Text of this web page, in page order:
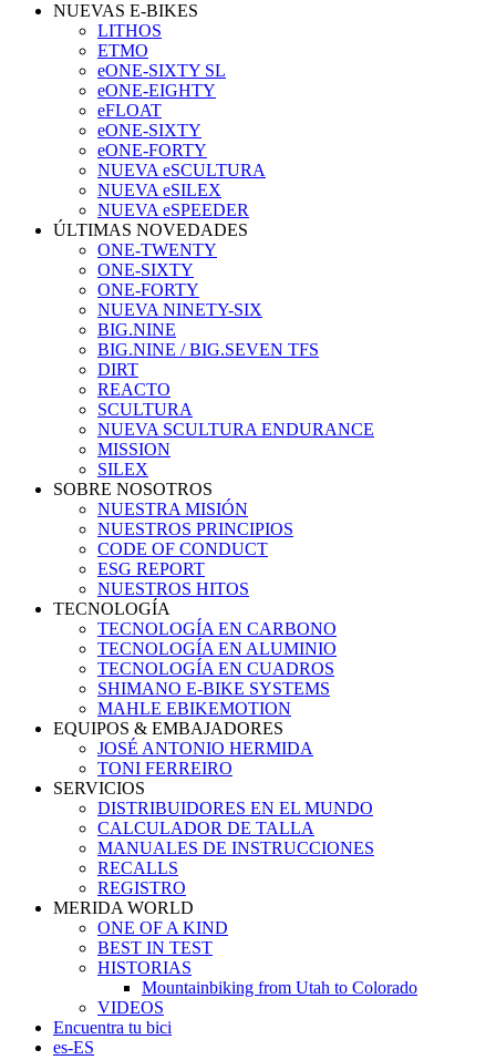
NUEVAS E-BIKES
LITHOS
ETMO
eONE-SIXTY SL
eONE-EIGHTY
eFLOAT
eONE-SIXTY
eONE-FORTY
NUEVA eSCULTURA
NUEVA eSILEX
NUEVA eSPEEDER
ÚLTIMAS NOVEDADES
ONE-TWENTY
ONE-SIXTY
ONE-FORTY
NUEVA NINETY-SIX
BIG.NINE
BIG.NINE / BIG.SEVEN TFS
DIRT
REACTO
SCULTURA
NUEVA SCULTURA ENDURANCE
MISSION
SILEX
SOBRE NOSOTROS
NUESTRA MISIÓN
NUESTROS PRINCIPIOS
CODE OF CONDUCT
ESG REPORT
NUESTROS HITOS
TECNOLOGÍA
TECNOLOGÍA EN CARBONO
TECNOLOGÍA EN ALUMINIO
TECNOLOGÍA EN CUADROS
SHIMANO E-BIKE SYSTEMS
MAHLE EBIKEMOTION
EQUIPOS & EMBAJADORES
JOSÉ ANTONIO HERMIDA
TONI FERREIRO
SERVICIOS
DISTRIBUIDORES EN EL MUNDO
CALCULADOR DE TALLA
MANUALES DE INSTRUCCIONES
RECALLS
REGISTRO
MERIDA WORLD
ONE OF A KIND
BEST IN TEST
HISTORIAS
Mountainbiking from Utah to Colorado
VIDEOS
Encuentra tu bici
es-ES